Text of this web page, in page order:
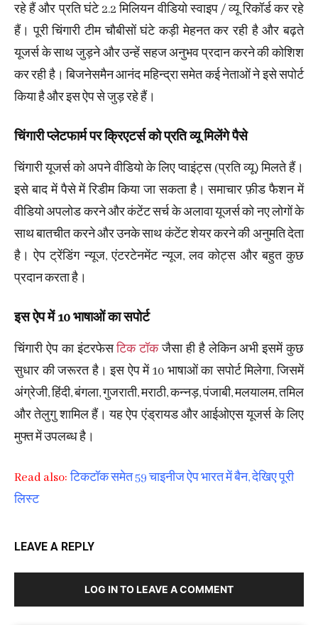
रहे हैं और प्रति घंटे 2.2 मिलियन वीडियो स्वाइप / व्यू रिकॉर्ड कर रहे
हैं। पूरी चिंगारी टीम चौबीसों घंटे कड़ी मेहनत कर रही है और बढ़ते
यूजर्स के साथ जुड़ने और उन्हें सहज अनुभव प्रदान करने की कोशिश
कर रही है। बिजनेसमैन आनंद महिन्द्रा समेत कई नेताओं ने इसे सपोर्ट
किया है और इस ऐप से जुड़ रहे हैं।
चिंगारी प्लेटफार्म पर क्रिएटर्स को प्रति व्यू मिलेंगे पैसे
चिंगारी यूजर्स को अपने वीडियो के लिए प्वाइंट्स (प्रति व्यू) मिलते हैं।
इसे बाद में पैसे में रिडीम किया जा सकता है। समाचार फ़ीड फैशन में
वीडियो अपलोड करने और कंटेंट सर्च के अलावा यूजर्स को नए लोगों के
साथ बातचीत करने और उनके साथ कंटेंट शेयर करने की अनुमति देता
है। ऐप ट्रेंडिंग न्यूज, एंटरटेनमेंट न्यूज, लव कोट्स और बहुत कुछ
प्रदान करता है।
इस ऐप में 10 भाषाओं का सपोर्ट
चिंगारी ऐप का इंटरफेसटिक टॉकजैसा ही है लेकिन अभी इसमें कुछ
सुधार की जरूरत है। इस ऐप में 10 भाषाओं का सपोर्ट मिलेगा, जिसमें
अंग्रेजी, हिंदी, बंगला, गुजराती, मराठी, कन्नड़, पंजाबी, मलयालम, तमिल
और तेलुगु शामिल हैं। यह ऐप एंड्रायड और आईओएस यूजर्स के लिए
मुफ्त में उपलब्ध है।
Read also:टिकटॉक समेत 59 चाइनीज ऐप भारत में बैन, देखिए पूरी
लिस्ट
LEAVE A REPLY
LOG IN TO LEAVE A COMMENT